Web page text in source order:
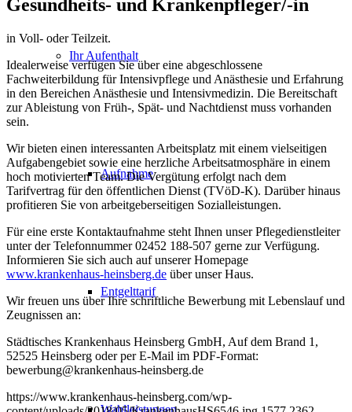
Ihr Aufenthalt
Aufnahme
Entgelttarif
Wahlleistungen
Gesundheits- und Krankenpfleger/-in
in Voll- oder Teilzeit.
Idealerweise verfügen Sie über eine abgeschlossene
Fachweiterbildung für Intensivpflege und Anästhesie und Erfahrung
in den Bereichen Anästhesie und Intensivmedizin. Die Bereitschaft
zur Ableistung von Früh-, Spät- und Nachtdienst muss vorhanden
sein.
Wir bieten einen interessanten Arbeitsplatz mit einem vielseitigen
Aufgabengebiet sowie eine herzliche Arbeitsatmosphäre in einem
hoch motivierten Team. Die Vergütung erfolgt nach dem
Tarifvertrag für den öffentlichen Dienst (TVöD-K). Darüber hinaus
profitieren Sie von arbeitgeberseitigen Sozialleistungen.
Für eine erste Kontaktaufnahme steht Ihnen unser Pflegedienstleiter
unter der Telefonnummer 02452 188-507 gerne zur Verfügung.
Informieren Sie sich auch auf unserer Homepage
www.krankenhaus-heinsberg.de über unser Haus.
Wir freuen uns über Ihre schriftliche Bewerbung mit Lebenslauf und
Zeugnissen an:
Städtisches Krankenhaus Heinsberg GmbH, Auf dem Brand 1,
52525 Heinsberg oder per E-Mail im PDF-Format:
bewerbung@krankenhaus-heinsberg.de
https://www.krankenhaus-heinsberg.com/wp-